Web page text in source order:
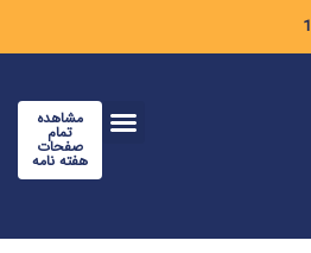
مشاهده
تمام
صفحات
هفته نامه